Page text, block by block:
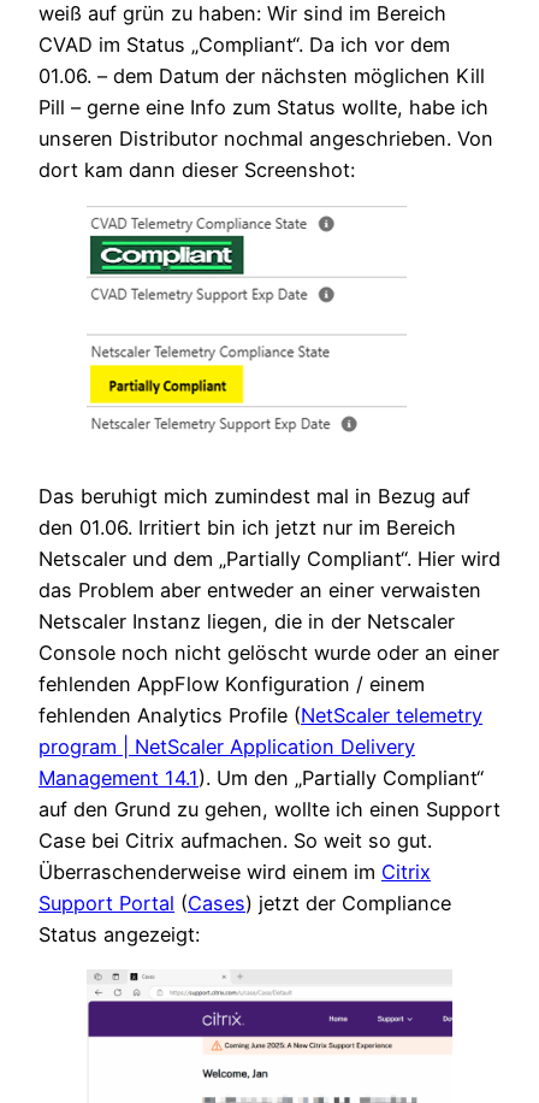
weiß auf grün zu haben: Wir sind im Bereich
CVAD im Status „Compliant“. Da ich vor dem
01.06. – dem Datum der nächsten möglichen Kill
Pill – gerne eine Info zum Status wollte, habe ich
unseren Distributor nochmal angeschrieben. Von
dort kam dann dieser Screenshot:
Das beruhigt mich zumindest mal in Bezug auf
den 01.06. Irritiert bin ich jetzt nur im Bereich
Netscaler und dem „Partially Compliant“. Hier wird
das Problem aber entweder an einer verwaisten
Netscaler Instanz liegen, die in der Netscaler
Console noch nicht gelöscht wurde oder an einer
fehlenden AppFlow Konfiguration / einem
fehlenden Analytics Profile (NetScaler telemetry
program | NetScaler Application Delivery
Management 14.1). Um den „Partially Compliant“
auf den Grund zu gehen, wollte ich einen Support
Case bei Citrix aufmachen. So weit so gut.
Überraschenderweise wird einem im Citrix
Support Portal (Cases) jetzt der Compliance
Status angezeigt: